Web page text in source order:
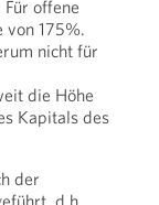
offene
von 175%.
nicht für
die Höhe
Kapitals des
der
d.h.